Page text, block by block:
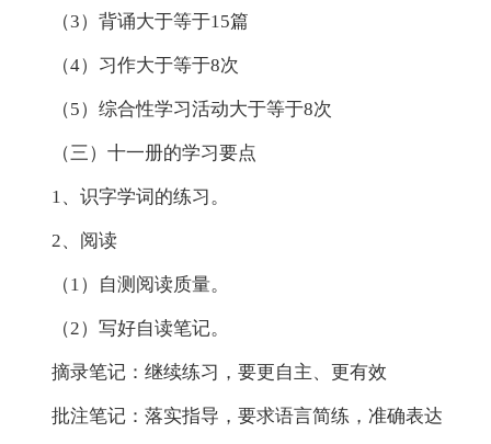
（3）背诵大于等于15篇
（4）习作大于等于8次
（5）综合性学习活动大于等于8次
（三）十一册的学习要点
1、识字学词的练习。
2、阅读
（1）自测阅读质量。
（2）写好自读笔记。
摘录笔记：继续练习，要更自主、更有效
批注笔记：落实指导，要求语言简练，准确表达